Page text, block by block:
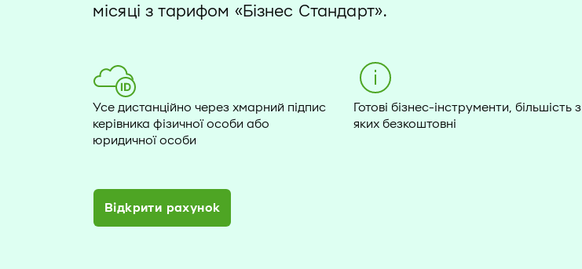
місяці з тарифом «Бізнес Стандарт».
Усе дистанційно через хмарний підпис
керівника фізичної особи або
юридичної особи
Готові бізнес-інструменти, більшість з
яких безкоштовні
Відкрити рахунок